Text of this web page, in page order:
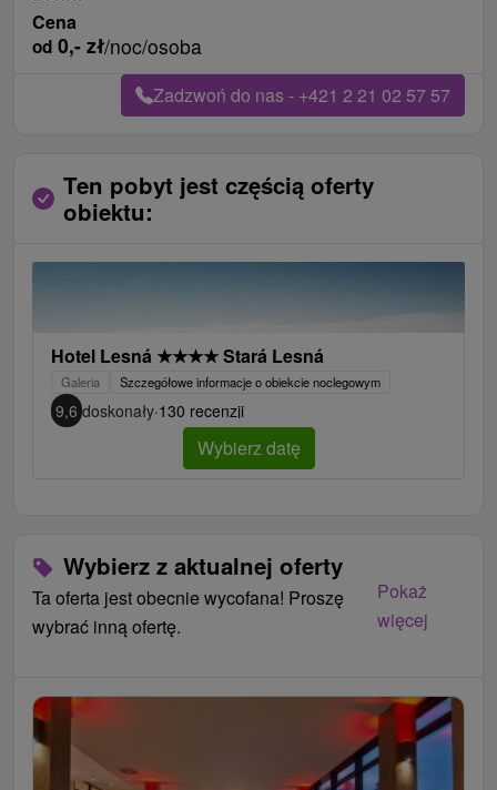
Cena
od 0,- zł/noc/osoba
Zadzwoń do nas - +421 2 21 02 57 57
Ten pobyt jest częścią oferty
obiektu:
Hotel Lesná ★★★★Stará Lesná
Galeria Szczegółowe informacje o obiekcie noclegowym
9,6 doskonały·130 recenzji
Wybierz datę
Wybierz z aktualnej oferty
Ta oferta jest obecnie wycofana! Proszę
wybrać inną ofertę.
Pokaż
więcej